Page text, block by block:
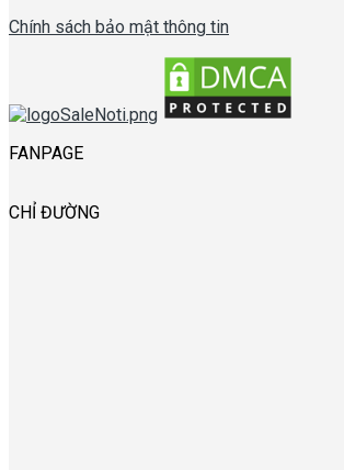
Chính sách bảo mật thông tin
FANPAGE
CHỈ ĐƯỜNG